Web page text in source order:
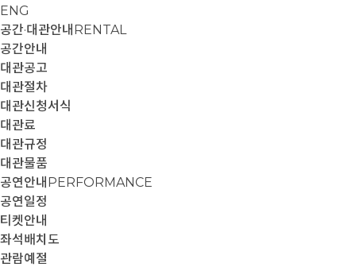
ENG
공간·대관안내 RENTAL
공간안내
대관공고
대관절차
대관신청서식
대관료
대관규정
대관물품
공연안내 PERFORMANCE
공연일정
티켓안내
좌석배치도
관람예절